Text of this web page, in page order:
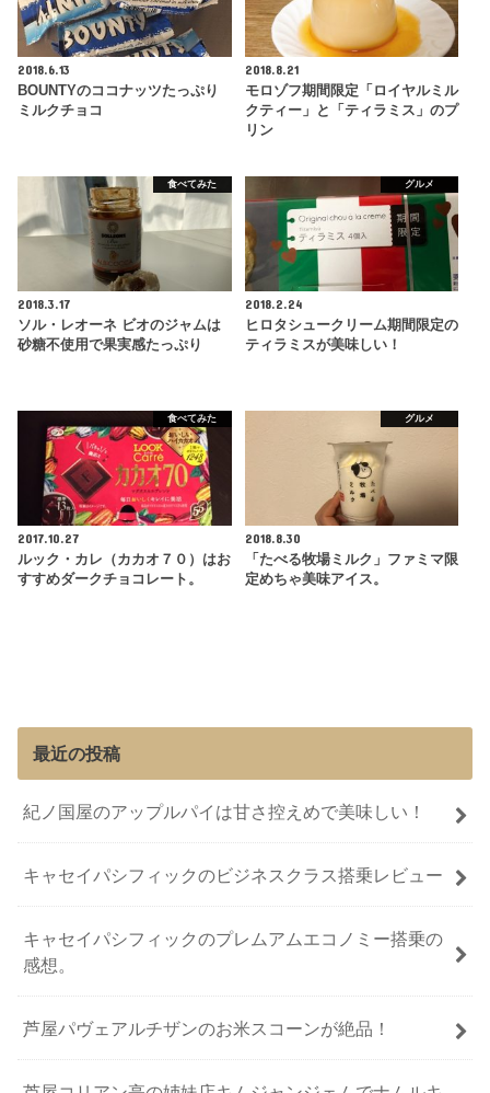
2018.6.13
BOUNTYのココナッツたっぷり
ミルクチョコ
2018.8.21
モロゾフ期間限定「ロイヤルミル
クティー」と「ティラミス」のプ
リン
食べてみた
2018.3.17
ソル・レオーネ ビオのジャムは
砂糖不使用で果実感たっぷり
グルメ
2018.2.24
ヒロタシュークリーム期間限定の
ティラミスが美味しい！
食べてみた
2017.10.27
ルック・カレ（カカオ７０）はお
すすめダークチョコレート。
グルメ
2018.8.30
「たべる牧場ミルク」ファミマ限
定めちゃ美味アイス。
最近の投稿
紀ノ国屋のアップルパイは甘さ控えめで美味しい！
キャセイパシフィックのビジネスクラス搭乗レビュー
キャセイパシフィックのプレムアムエコノミー搭乗の
感想。
芦屋パヴェアルチザンのお米スコーンが絶品！